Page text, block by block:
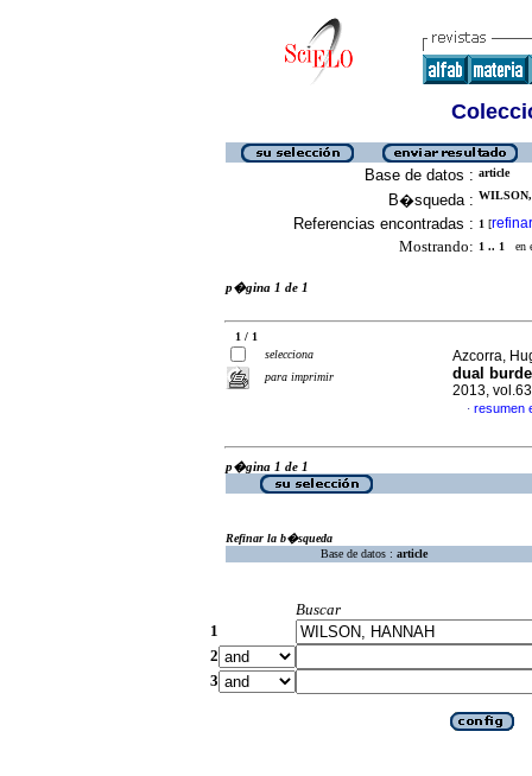
Base de datos : article
B�squeda :
Referencias encontradas : 1 [refinar
Mostrando: 1 .. 1 en
p�gina 1 de 1
1 / 1
selecciona
para imprimir
Azcorra,
dual
2013,
· resumen
p�gina 1 de 1
Refinar la b�squeda
Base de datos : article
Buscar
1
2
3